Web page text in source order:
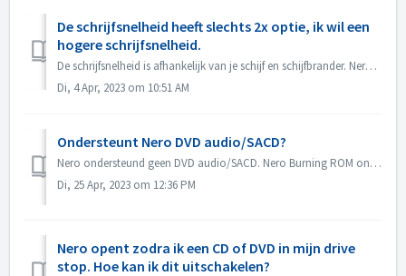
De schrijfsnelheid heeft slechts 2x optie, ik wil een
hogere schrijfsnelheid.
De schrijfsnelheid is afhankelijk van je schijf en schijfbrander. Nero Burning ROM detecteert automatisch de schijfbrander en de schijf en geeft de beschikb...
Di, 4 Apr, 2023 om 10:51 AM
Ondersteunt Nero DVD audio/SACD?
Nero ondersteund geen DVD audio/SACD. Nero Burning ROM ondersteunt alleen het branden van audio CD in 44100 hz.
Di, 25 Apr, 2023 om 12:36 PM
Nero opent zodra ik een CD of DVD in mijn drive
stop. Hoe kan ik dit uitschakelen?